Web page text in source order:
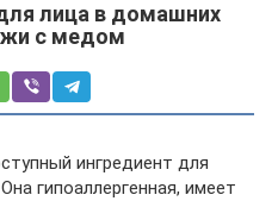
лица в домашних
с медом
ингредиент для
гипоаллергенная, имеет